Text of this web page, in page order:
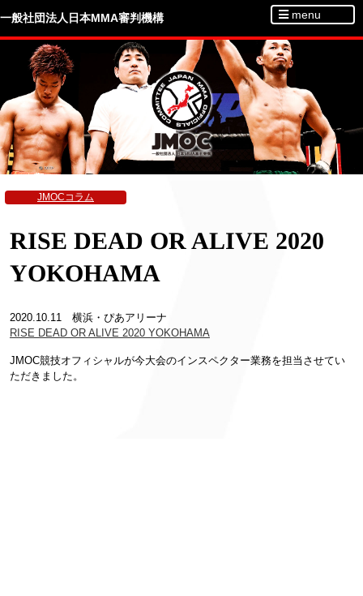
一般社団法人日本MMA審判機構 menu
JMOCコラム
RISE DEAD OR ALIVE 2020
YOKOHAMA
2020.10.11 横浜・ぴあアリーナ
RISE DEAD OR ALIVE 2020 YOKOHAMA
JMOC競技オフィシャルが今大会のインスペクター業務を担当させてい
ただきました。